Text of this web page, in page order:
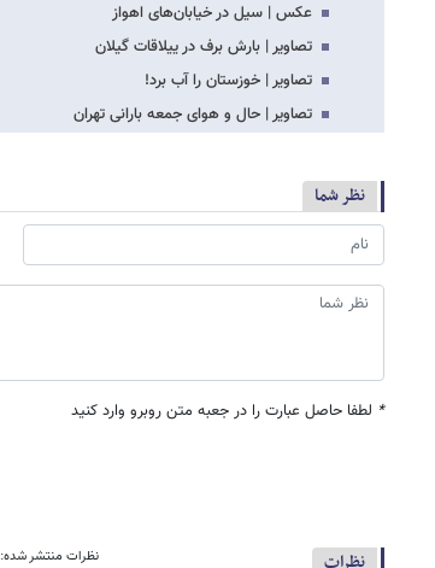
عکس | سیل در خیابان‌های اهواز
تصاویر | بارش برف در ییلاقات گیلان
تصاویر | خوزستان را آب برد!
تصاویر | حال و هوای جمعه بارانی تهران
نظر شما
* لطفا حاصل عبارت را در جعبه متن روبرو وارد کنید
نظرات نظرات منتشر شده: 1